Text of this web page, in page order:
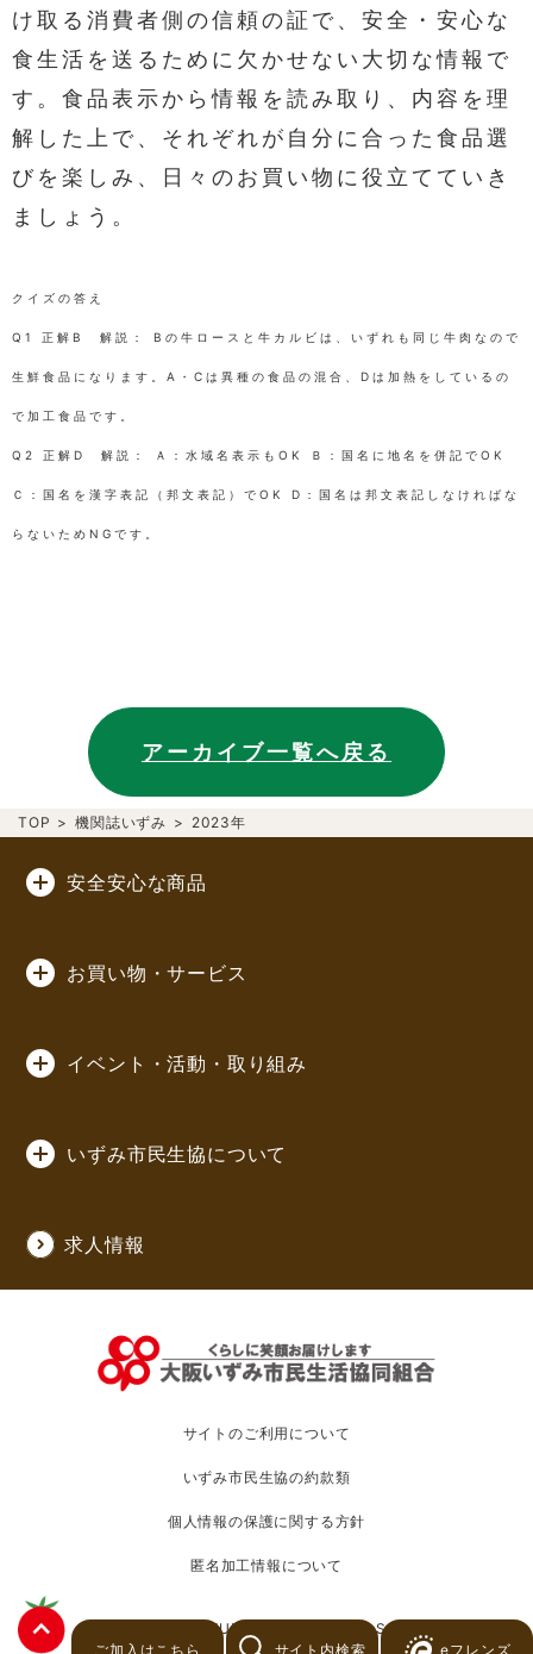
ご加入はこちら サイト内検索 eフレンズ
TOP > 機関誌いずみ > 2023年
け取る消費者側の信頼の証で、安全・安心な
食生活を送るために欠かせない大切な情報で
す。食品表示から情報を読み取り、内容を理
解した上で、それぞれが自分に合った食品選
びを楽しみ、日々のお買い物に役立てていき
ましょう。
クイズの答え
Q1 正解B 解説： Bの牛ロースと牛カルビは、いずれも同じ牛肉なので
生鮮食品になります。A・Cは異種の食品の混合、Dは加熱をしているの
で加工食品です。
Q2 正解D 解説： Ａ：水域名表示もOK Ｂ：国名に地名を併記でOK
Ｃ：国名を漢字表記（邦文表記）でOK D：国名は邦文表記しなければな
らないためNGです。
アーカイブ一覧へ戻る
安全安心な商品
お買い物・サービス
イベント・活動・取り組み
いずみ市民生協について
求人情報
サイトのご利用について
いずみ市民生協の約款類
個人情報の保護に関する方針
匿名加工情報について
c 2020 OSAKA IZUMI CO-OPERATIVE SOCIETY